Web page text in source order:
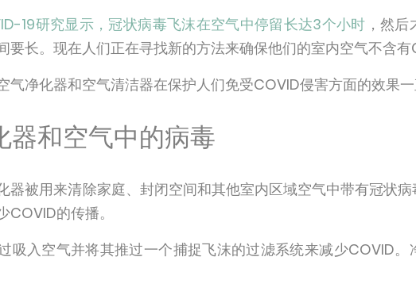
19研究显示，冠状病毒飞沫在空气中停留长达3个小时 ，然
要长。现在人们正在寻找新的方法来确保他们的室内空气不含有
气净化器和空气清洁器在保护人们免受COVID侵害方面的效果一
器和空气中的病毒
器被用来清除家庭、封闭空间和其他室内区域空气中带有冠状
COVID的传播。
吸入空气并将其推过一个捕捉飞沫的过滤系统来减少COVID